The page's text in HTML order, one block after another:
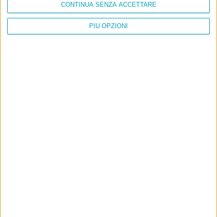
PIÙ OPZIONI
CONTINUA SENZA ACCETTARE